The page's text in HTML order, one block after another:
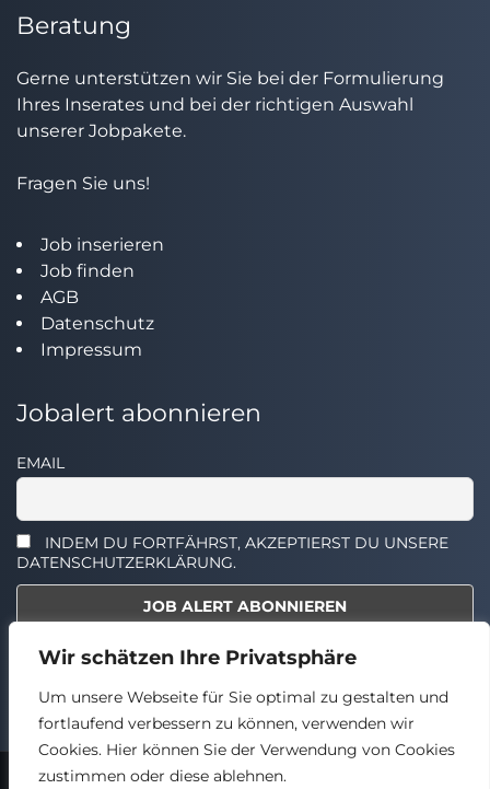
Wir schätzen Ihre Privatsphäre
Um unsere Webseite für Sie optimal zu gestalten und
fortlaufend verbessern zu können, verwenden wir
Cookies. Hier können Sie der Verwendung von Cookies
zustimmen oder diese ablehnen.
Beratung
Gerne unterstützen wir Sie bei der Formulierung
Ihres Inserates und bei der richtigen Auswahl
unserer Jobpakete.
Fragen Sie uns!
Job inserieren
Job finden
AGB
Datenschutz
Impressum
Jobalert abonnieren
EMAIL
INDEM DU FORTFÄHRST, AKZEPTIERST DU UNSERE
DATENSCHUTZERKLÄRUNG.
Select the widget you want to show.